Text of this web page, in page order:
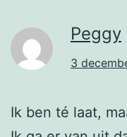
Peggy
3
Ik ben té laat,